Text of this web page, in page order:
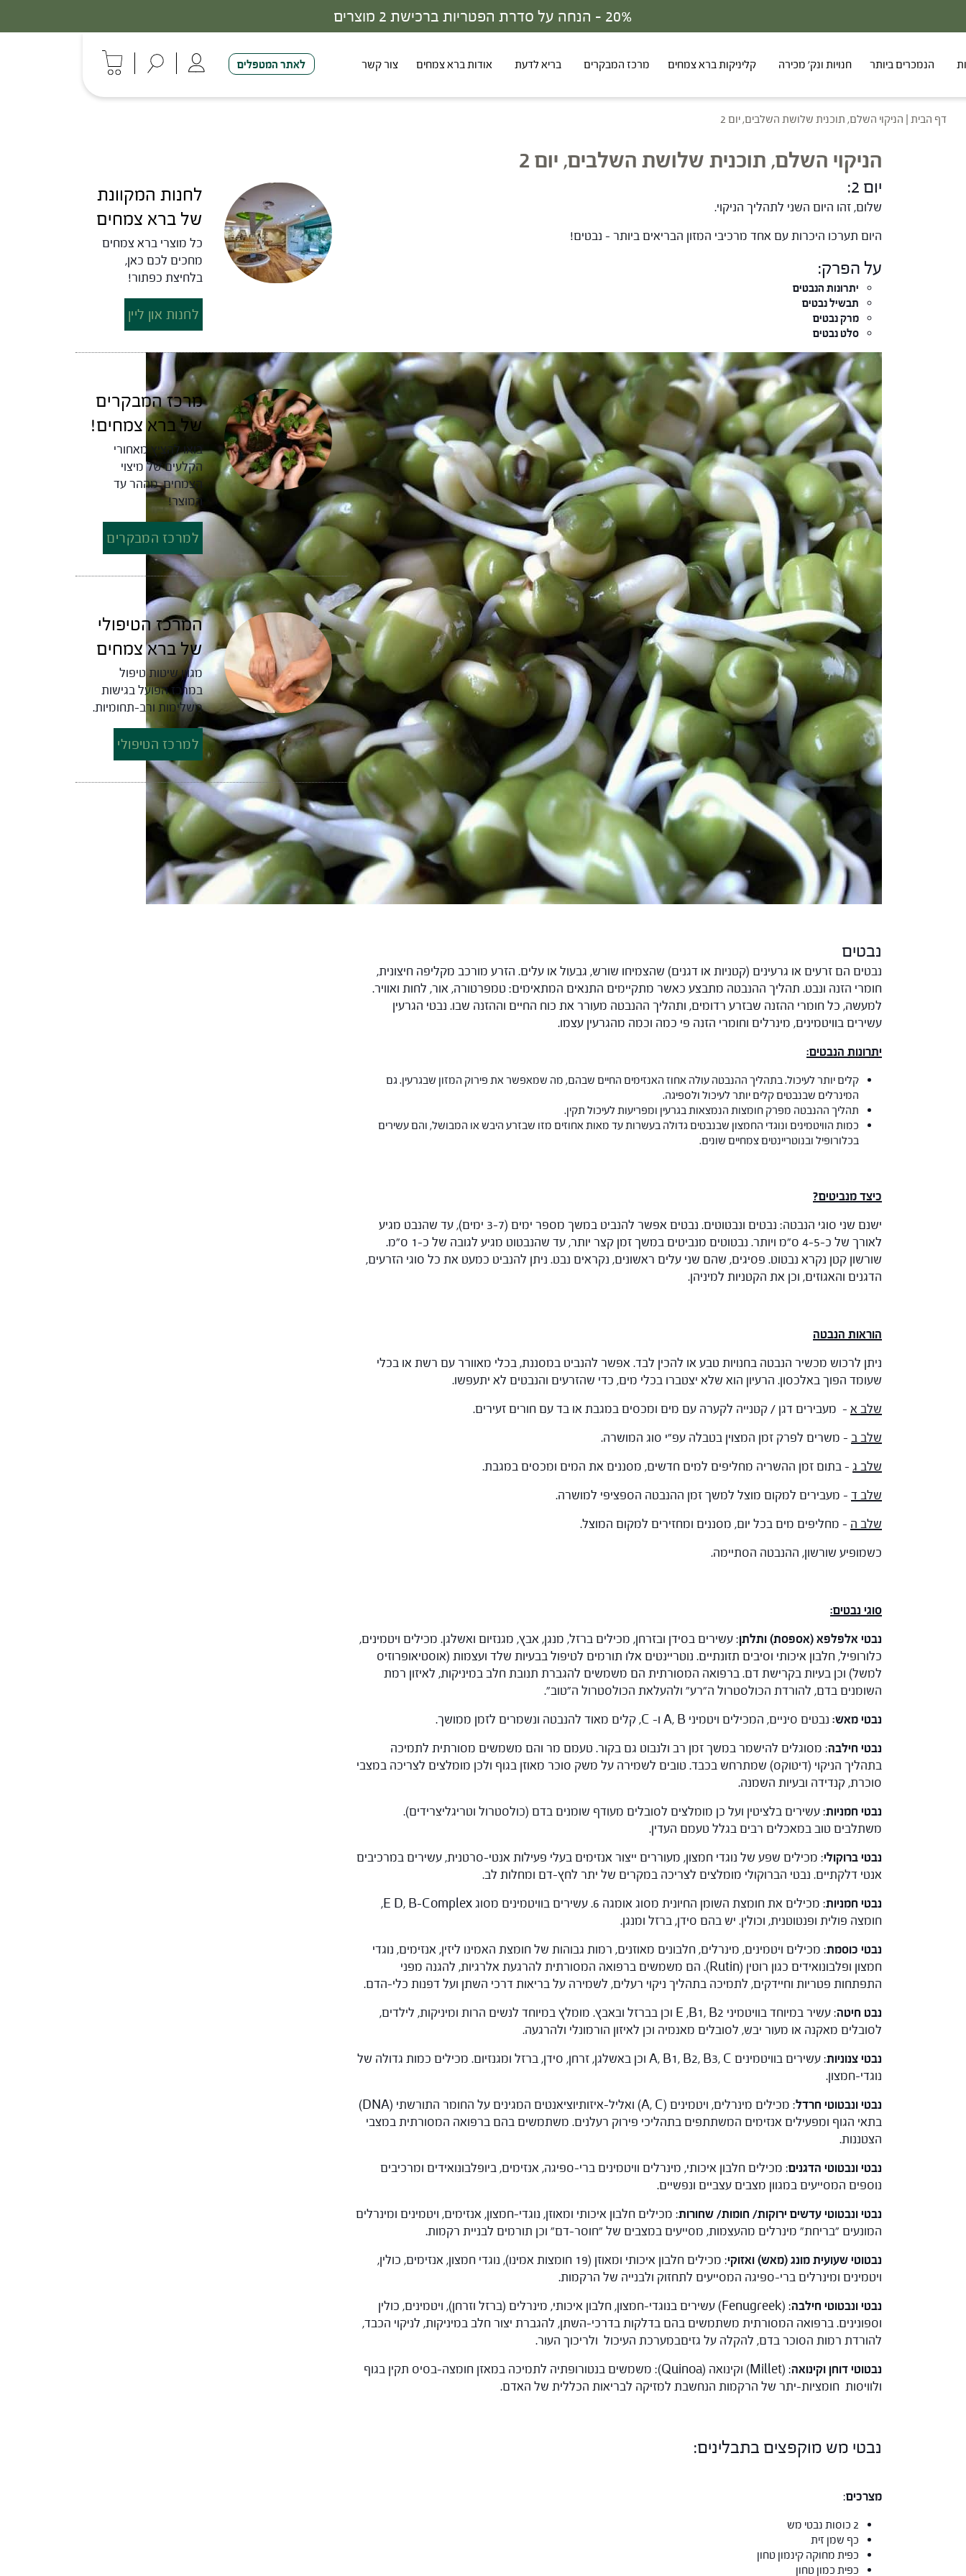
30% - הנחה על סדרת הפטריות ברכישת 3 מוצרים
הנמכרים ביותר חנויות ונק' מכירה קליניקות ברא צמחים מרכז המבקרים בריא לדעת אודות ברא צמחים צור קשר לאתר המטפלים
דף הבית | הניקוי השלם, תוכנית שלושת השלבים, יום 2
הניקוי השלם, תוכנית שלושת השלבים, יום 2
יום 2:
שלום, זהו היום השני לתהליך הניקוי.
היום תערכו היכרות עם אחד מרכיבי המזון הבריאים ביותר – נבטים!
על הפרק:
יתרונות הנבטים
תבשיל נבטים
מרק נבטים
סלט נבטים
נבטים
נבטים הם זרעים או גרעינים (קטניות או דגנים) שהצמיחו שורש, גבעול או עלים. הזרע מורכב מקליפה חיצונית,
חומרי הזנה ונבט. תהליך ההנבטה מתבצע כאשר מתקיימים התנאים המתאימים: טמפרטורה, אור, לחות ואוויר.
למעשה, כל חומרי ההזנה שבזרע רדומים, ותהליך ההנבטה מעורר את כוח החיים וההזנה שבו. נבטי הגרעין
עשירים בוויטמינים, מינרלים וחומרי הזנה פי כמה וכמה מהגרעין עצמו.
יתרונות הנבטים:
קלים יותר לעיכול. בתהליך ההנבטה עולה אחוז האנזימים החיים שבהם, מה שמאפשר את פירוק המזון שבגרעין. גם
המינרלים שבנבטים קלים יותר לעיכול ולספיגה.
תהליך ההנבטה מפרק חומצות הנמצאות בגרעין ומפריעות לעיכול תקין.
כמות הוויטמינים ונוגדי החמצון שבנבטים גדולה בעשרות עד מאות אחוזים מזו שבזרע היבש או המבושל, והם עשירים
בכלורופיל ובנוטריינטים צמחיים שונים.
כיצד מנביטים?
ישנם שני סוגי הנבטה: נבטים ונבטוטים. נבטים אפשר להנביט במשך מספר ימים (3-7 ימים), עד שהנבט מגיע
לאורך של כ-4-5 ס"מ ויותר. נבטוטים מנביטים במשך זמן קצר יותר, עד שהנבטוט מגיע לגובה של כ-1 ס"מ.
שורשון קטן נקרא נבטוט. פסיגים, שהם שני עלים ראשונים, נקראים נבט. ניתן להנביט כמעט את כל סוגי הזרעים,
הדגנים והאגוזים, וכן את הקטניות למיניהן.
הוראות הנבטה
ניתן לרכוש מכשיר הנבטה בחנויות טבע או להכין לבד. אפשר להנביט במסננת, בכלי מאוורר עם רשת או בכלי
שעומד הפוך באלכסון. הרעיון הוא שלא יצטברו בכלי מים, כדי שהזרעים והנבטים לא יתעפשו.
שלב א – מעבירים דגן / קטנייה לקערה עם מים ומכסים במגבת או בד עם חורים זעירים.
שלב ב – משרים לפרק זמן המצוין בטבלה עפ"י סוג המושרה.
שלב ג – בתום זמן ההשריה מחליפים למים חדשים, מסננים את המים ומכסים במגבת.
שלב ד – מעבירים למקום מוצל למשך זמן ההנבטה הספציפי למושרה.
שלב ה – מחליפים מים בכל יום, מסננים ומחזירים למקום המוצל.
כשמופיע שורשון, ההנבטה הסתיימה.
סוגי נבטים:
נבטי אלפלפא (אספסת) ותלתן: עשירים בסידן ובזרחן, מכילים ברזל, מנגן, אבץ, מגנזיום ואשלגן. מכילים ויטמינים,
כלורופיל, חלבון איכותי וסיבים תזונתיים. נוטריינטים אלו תורמים לטיפול בבעיות שלד ועצמות (אוסטיאופרוזיס
למשל) וכן בעיות בקרישת דם. ברפואה המסורתית הם משמשים להגברת תנובת חלב במיניקות, לאיזון רמת
השומנים בדם, להורדת הכולסטרול ה"רע" ולהעלאת הכולסטרול ה"טוב".
נבטי מאש: נבטים סיניים, המכילים ויטמיני A, B ו- C, קלים מאוד להנבטה ונשמרים לזמן ממושך.
נבטי חילבה: מסוגלים להישמר במשך זמן רב ולנבוט גם בקור. טעמם מר והם משמשים מסורתית לתמיכה
בתהליך הניקוי (דיטוקס) שמתרחש בכבד. טובים לשמירה על משק סוכר מאוזן בגוף ולכן מומלצים לצריכה במצבי
סוכרת, קנדידה ובעיות השמנה.
נבטי חמניות: עשירים בלציטין ועל כן מומלצים לסובלים מעודף שומנים בדם (כולסטרול וטריגליצרידים).
משתלבים טוב במאכלים רבים בגלל טעמם העדין.
נבטי ברוקולי: מכילים שפע של נוגדי חמצון, מעוררים ייצור אנזימים בעלי פעילות אנטי-סרטנית, עשירים במרכיבים
אנטי דלקתיים. נבטי הברוקולי מומלצים לצריכה במקרים של יתר לחץ-דם ומחלות לב.
נבטי חמניות
: מכילים את חומצת השומן החיונית מסוג אומגה 6. עשירים בוויטמינים מסוג E D, B-Complex,
חומצה פולית ופנטוטנית, וכולין. יש בהם סידן, ברזל ומנגן.
נבטי כוסמת: מכילים ויטמינים, מינרלים, חלבונים מאוזנים, רמות גבוהות של חומצת האמינו ליזין, אנזימים, נוגדי
חמצון ופלבונואידים כגון רוטין (Rutin). הם משמשים ברפואה המסורתית להרגעת אלרגיות, להגנה מפני
התפתחות פטריות וחיידקים, לתמיכה בתהליך ניקוי רעלים, לשמירה על בריאות דרכי השתן ועל דפנות כלי-הדם.
נבט חיטה
: עשיר במיוחד בוויטמיני E ,B1, B2 וכן בברזל ובאבץ. מומלץ במיוחד לנשים הרות ומיניקות, לילדים,
לסובלים מאקנה או מעור יבש, לסובלים מאנמיה וכן לאיזון הורמונלי ולהרגעה.
נבטי צנוניות
: עשירים בוויטמינים A, B1, B2, B3, C וכן באשלגן, זרחן, סידן, ברזל ומגנזיום. מכילים כמות גדולה של
נוגדי-חמצון.
נבטי ונבטוטי חרדל
: מכילים מינרלים, ויטמינים (A, C) ואליל-איזותיוציאנטים המגינים על החומר התורשתי (DNA)
בתאי הגוף ומפעילים אנזימים המשתתפים בתהליכי פירוק רעלנים. משתמשים בהם ברפואה המסורתית במצבי
הצטננות.
נבטי ונבטוטי הדגנים: מכילים חלבון איכותי, מינרלים וויטמינים ברי-ספיגה, אנזימים, ביופלבונואידים ומרכיבים
נוספים המסייעים במגוון מצבים עצביים ונפשיים.
נבטי ונבטוטי עדשים ירוקות/ חומות/ שחורות: מכילים חלבון איכותי ומאוזן, נוגדי-חמצון, אנזימים, ויטמינים ומינרלים
המונעים "בריחת" מינרלים מהעצמות, מסייעים במצבים של "חוסר-דם" וכן תורמים לבניית רקמות.
נבטוטי שעועית מונג (מאש) ואזוקי
: מכילים חלבון איכותי ומאוזן (19 חומצות אמינו), נוגדי חמצון, אנזימים, כולין,
ויטמינים ומינרלים ברי-ספיגה המסייעים לתחזוק ולבנייה של הרקמות.
נבטי ונבטוטי חילבה
: (Fenugreek) עשירים בנוגדי-חמצון, חלבון איכותי, מינרלים (ברזל וזרחן), ויטמינים, כולין
וספונינים. ברפואה המסורתית משתמשים בהם בדלקות בדרכי-השתן, להגברת יצור חלב במיניקות, לניקוי הכבד,
להורדת רמות הסוכר בדם, להקלה על גזיםבמערכת העיכול ולריכוך העור.
נבטוטי דוחן וקינואה
: (Millet) וקינואה (Quinoa): משמשים בנטורופתיה לתמיכה במאזן חומצה-בסיס תקין בגוף
ולוויסות חומציות-יתר של הרקמות הנחשבת למזיקה לבריאות הכללית של האדם.
נבטי מש מוקפצים בתבלינים:
מצרכים:
2 כוסות נבטי מש
כף שמן זית
כפית מחוקה קינמון טחון
כפית כמון טחון
לחנות המקוונת
של ברא צמחים
כל מוצרי ברא צמחים
מחכים לכם כאן,
בלחיצת כפתור!
לחנות און ליין
מרכז המבקרים
של ברא צמחים!
בואו להציץ מאחורי
הקלעים של מיצוי
הצמחים, מההר עד
המוצר!
למרכז המבקרים
המרכז הטיפולי
של ברא צמחים
מגוון שיטות טיפול
במרכז הפועל בגישות
משלימות ורב-תחומיות.
למרכז הטיפולי